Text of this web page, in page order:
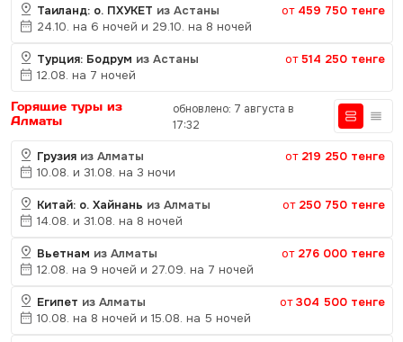
Таиланд: о. ПХУКЕТ из Астаны от 459 750 тенге
24.10. на 6 ночей и 29.10. на 8 ночей
Турция: Бодрум из Астаны от514 250 тенге
12.08. на 7 ночей
Горящие туры из
Алматы
обновлено: 7 августа в
17:32
Грузия из Алматы от 219 250 тенге
10.08. и 31.08. на 3 ночи
Китай: о. Хайнань из Алматы от 250 750 тенге
14.08. и 31.08. на 8 ночей
Вьетнам из Алматы от 276 000 тенге
12.08. на 9 ночей и 27.09. на 7 ночей
Египет из Алматы от304 500 тенге
10.08. на 8 ночей и 15.08. на 5 ночей